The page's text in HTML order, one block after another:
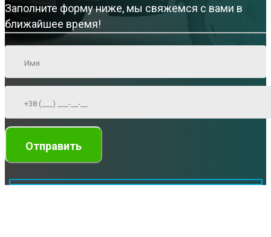
Заполните форму ниже, мы свяжемся с вами в
ближайшее время!